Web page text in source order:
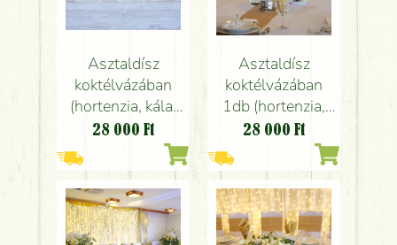
Asztaldísz
koktélvázában
(hortenzia, kála,
liziantusz, bokros
rózsa, fehér,
mentazöld,
barack),
Rozmaring
étterem
28 000 Ft
Asztaldísz
koktélvázában
1db (hortenzia,
kála, liziantusz,
bokros rózsa,
fehér, mentazöld,
barack),
Rozmaring
étterem
28 000 Ft